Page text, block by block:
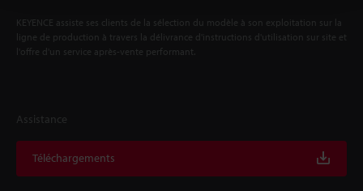
KEYENCE assiste ses clients de la sélection du modèle à son exploitation sur la
ligne de production à travers la délivrance d'instructions d'utilisation sur site et
l'offre d'un service après-vente performant.
Assistance
Téléchargements